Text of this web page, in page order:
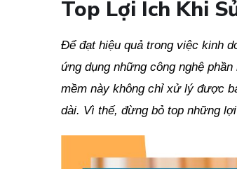
Top Lợi Ích Khi
Để đạt hiệu quả trong việc kinh
ứng dụng những công nghệ
mềm này không chỉ xử lý được
dài. Vì thế, đừng bỏ top những